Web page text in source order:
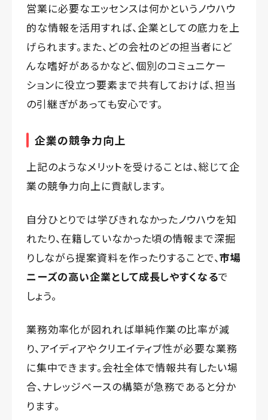
営業に必要なエッセンスは何かというノウハウ
的な情報を活用すれば、企業としての底力を上
げられます。また、どの会社のどの担当者にど
んな嗜好があるかなど、個別のコミュニケー
ションに役立つ要素まで共有しておけば、担当
の引継ぎがあっても安心です。
企業の競争力向上
上記のようなメリットを受けることは、総じて企
業の競争力向上に貢献します。
自分ひとりでは学びきれなかったノウハウを知
れたり、在籍していなかった頃の情報まで深掘
りしながら提案資料を作ったりすることで、市場
ニーズの高い企業として成長しやすくなるで
しょう。
業務効率化が図れれば単純作業の比率が減
り、アイディアやクリエイティブ性が必要な業務
に集中できます。会社全体で情報共有したい場
合、ナレッジベースの構築が急務であると分か
ります。